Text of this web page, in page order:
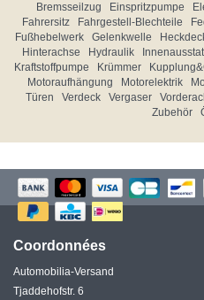
Bremsseilzug
Einspritzpumpe
Fahrersitz
Fahrgestell-Blechteile
Fußhebelwerk
Gelenkwelle
Hinterachse
Hydraulik
Kraftstoffpumpe
Krümmer
Motoraufhängung
Motorelektrik
Türen
Verdeck Vergaser
Zubehör
Coordonnées
Automobilia-Versand
Tjaddehofstr. 6